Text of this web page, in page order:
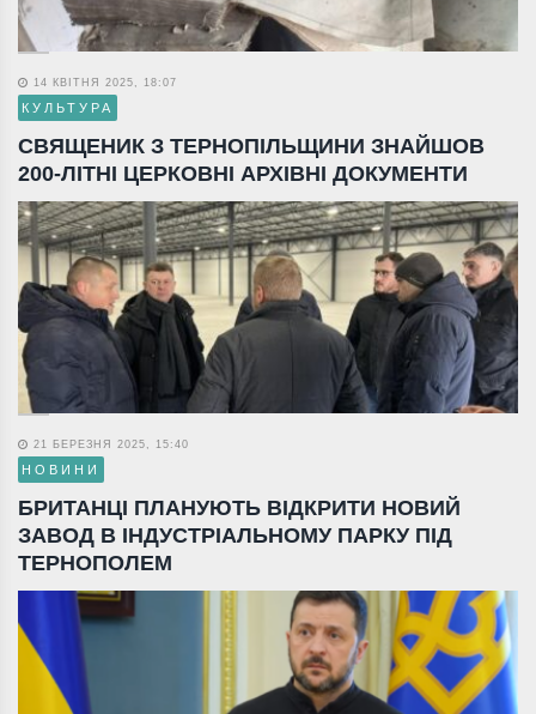
14 КВІТНЯ 2025, 18:07
КУЛЬТУРА
СВЯЩЕНИК З ТЕРНОПІЛЬЩИНИ ЗНАЙШОВ
200-ЛІТНІ ЦЕРКОВНІ АРХІВНІ ДОКУМЕНТИ
21 БЕРЕЗНЯ 2025, 15:40
НОВИНИ
БРИТАНЦІ ПЛАНУЮТЬ ВІДКРИТИ НОВИЙ
ЗАВОД В ІНДУСТРІАЛЬНОМУ ПАРКУ ПІД
ТЕРНОПОЛЕМ